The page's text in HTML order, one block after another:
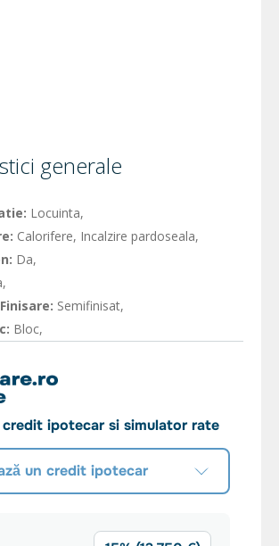
generale
Locuinta,
Calorifere, Incalzire pardoseala,
Da,
Semifinisat,
Bloc,